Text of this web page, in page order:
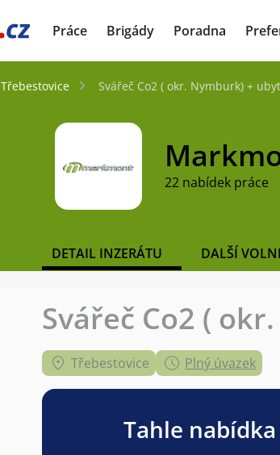
Práce Brigády Poradna
Třebestovice Svářeč Co2 ( okr. Nymburk) +
22 nabídek práce
DETAIL INZERÁTU DALŠÍ
Svářeč Co2 (
Třebestovice Plný úvazek
Tahle